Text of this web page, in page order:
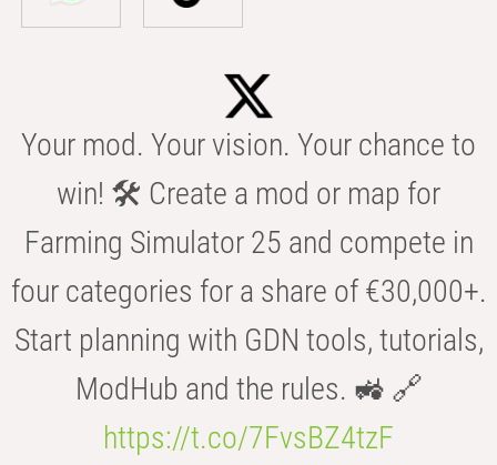
Your mod. Your vision. Your chance to
win! 🛠️ Create a mod or map for
Farming Simulator 25 and compete in
four categories for a share of €30,000+.
Start planning with GDN tools, tutorials,
ModHub and the rules. 🚜 🔗
https://t.co/7FvsBZ4tzF